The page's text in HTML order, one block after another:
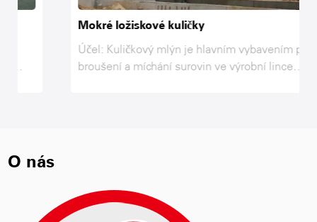
Mokré ložiskové kuličky
Účel: Kuličkový mlýn je hlavním vybavením pro
broušení a míchání surovin ve výrobní lince
O nás